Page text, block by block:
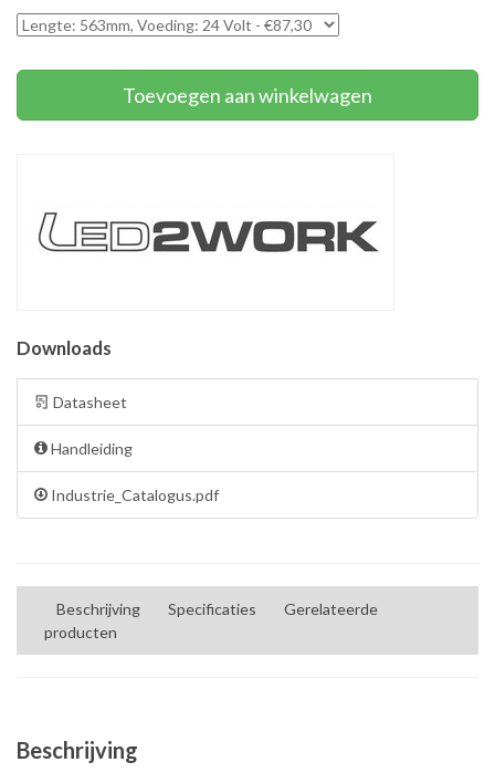
Toevoegen aan winkelwagen
Downloads
Datasheet
Handleiding
Industrie_Catalogus.pdf
Beschrijving Specificaties
Gerelateerde
producten
Beschrijving